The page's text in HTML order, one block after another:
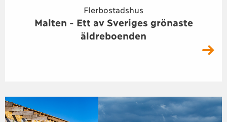
Flerbostadshus
Malten - Ett av Sveriges grönaste
äldreboenden